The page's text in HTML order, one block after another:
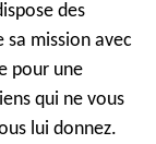
des
mission avec
pour une
qui ne vous
lui donnez.